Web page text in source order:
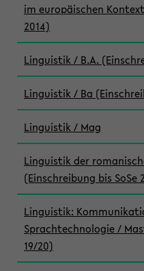
im europäischen
2014)
Linguistik / B.A.
Linguistik / Ba
Linguistik / Mag
Linguistik der
(Einschreibung bis SoSe
Linguistik:
Sprachtechnologie /
19/20)